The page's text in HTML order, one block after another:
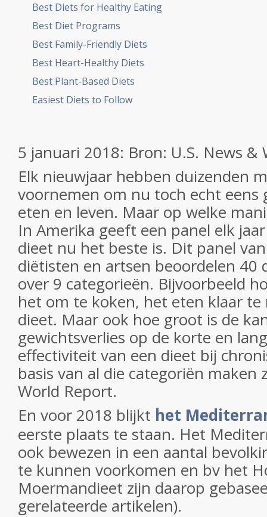
Best Diets for Healthy Eating
Best Diet Programs
Best Family-Friendly Diets
Best Heart-Healthy Diets
Best Plant-Based Diets
Easiest Diets to Follow
5 januari 2018: Bron: U.S. News &
Elk nieuwjaar hebben duizenden
voornemen om nu toch echt eens
eten en leven. Maar op welke
In Amerika geeft een panel elk
dieet nu het beste is. Dit panel
diëtisten en artsen beoordelen 40
over 9 categorieën. Bijvoorbeeld
het om te koken, het eten klaar
dieet. Maar ook hoe groot is de
gewichtsverlies op de korte en
effectiviteit van een dieet bij
basis van al die categoriën maken
World Report.
En voor 2018 blijkt het
eerste plaats te staan. Het
ook bewezen in een aantal
te kunnen voorkomen en bv het
Moermandieet zijn daarop
gerelateerde artikelen).